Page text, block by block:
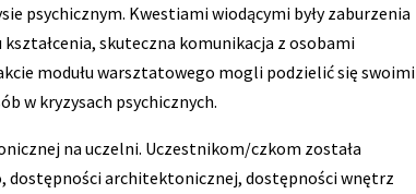
psychicznym. Kwestiami wiodącymi były zaburzenia
skuteczna komunikacja z osobami
modułu warsztatowego mogli podzielić się swoimi
w kryzysach psychicznych.
na uczelni. Uczestnikom/czkom została
dostępności architektonicznej, dostępności wnętrz